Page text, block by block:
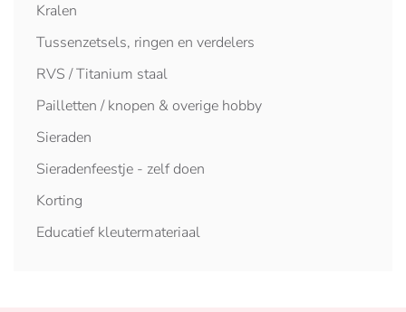
Kralen
Tussenzetsels, ringen en verdelers
RVS / Titanium staal
Pailletten / knopen & overige hobby
Sieraden
Sieradenfeestje - zelf doen
Korting
Educatief kleutermateriaal